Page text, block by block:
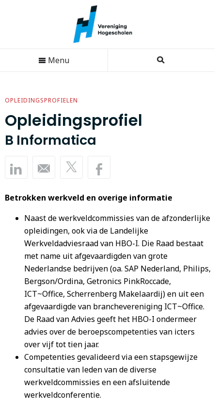
Menu
OPLEIDINGSPROFIELEN
Opleidingsprofiel
B Informatica
Betrokken werkveld en overige informatie
Naast de werkveldcommissies van de afzonderlijke
opleidingen, ook via de Landelijke
Werkveldadviesraad van HBO-I. Die Raad bestaat
met name uit afgevaardigden van grote
Nederlandse bedrijven (oa. SAP Nederland, Philips,
Bergson/Ordina, Getronics PinkRoccade,
ICT~Office, Scherrenberg Makelaardij) en uit een
afgevaardigde van branchevereniging ICT~Office.
De Raad van Advies geeft het HBO-I ondermeer
advies over de beroepscompetenties van icters
over vijf tot tien jaar.
Competenties gevalideerd via een stapsgewijze
consultatie van leden van de diverse
werkveldcommissies en een afsluitende
werkveldconferentie.